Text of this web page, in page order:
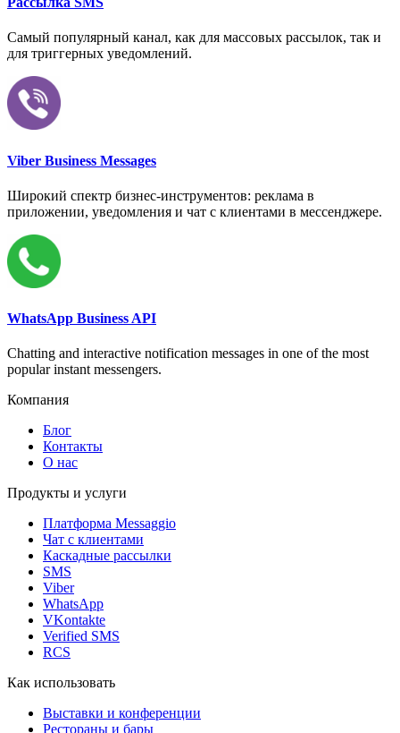
Самый популярный канал, как для массовых рассылок, так и
для триггерных уведомлений.
Viber Business Messages
Широкий спектр бизнес-инструментов: реклама в
приложении, уведомления и чат с клиентами в мессенджере.
WhatsApp Business API
Chatting and interactive notification messages in one of the most
popular instant messengers.
Компания
Блог
Контакты
О нас
Продукты и услуги
Платформа Messaggio
Чат с клиентами
Каскадные рассылки
SMS
Viber
WhatsApp
VKontakte
Verified SMS
RCS
Как использовать
Выставки и конференции
Рестораны и бары